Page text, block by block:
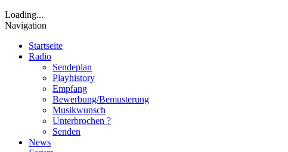
Loading...
Navigation
Startseite
Radio
Sendeplan
Playhistory
Empfang
Bewerbung/Bemusterung
Musikwunsch
Unterbrochen ?
Senden
News